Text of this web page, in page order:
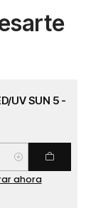
UV SUN 5 -
ahora